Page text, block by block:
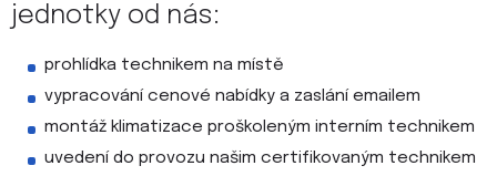
jednotky od nás:
prohlídka technikem na místě
vypracování cenové nabídky a zaslání emailem
montáž klimatizace proškoleným interním technikem
uvedení do provozu našim certifikovaným technikem